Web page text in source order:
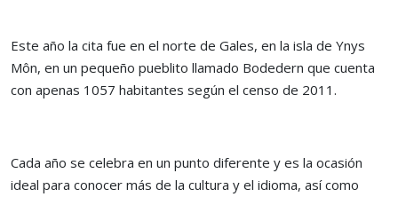
Este año la cita fue en el norte de Gales, en la isla de Ynys
Môn, en un pequeño pueblito llamado Bodedern que cuenta
con apenas 1057 habitantes según el censo de 2011.
Cada año se celebra en un punto diferente y es la ocasión
ideal para conocer más de la cultura y el idioma, así como